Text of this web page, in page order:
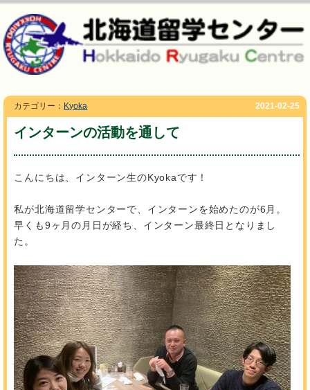
カテゴリー： Kyoka 2021-02-25
インターンの活動を通して
こんにちは、インターン生のKyokaです！
私が北海道留学センターで、インターンを始めたのが6月。
早くも9ヶ月の月日が経ち、インターン最終日となりまし
た。